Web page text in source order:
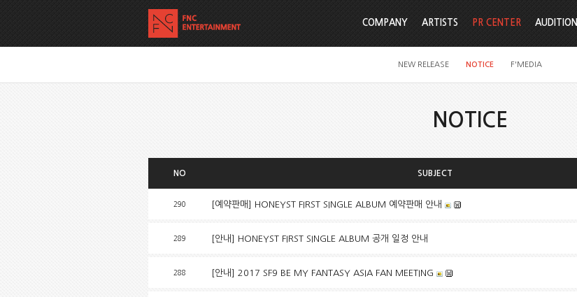
COMPANY ARTISTS PR CENTER
NEW RELEASE NOTICE F'MEDIA
AUDITION
NOTICE
NO SUBJECT
290 [예약판매] HONEYST FIRST SINGLE ALBUM 예약판매 안내
289 [안내] HONEYST FIRST SINGLE ALBUM 공개 일정 안내
288 [안내] 2017 SF9 BE MY FANTASY ASIA FAN MEETING